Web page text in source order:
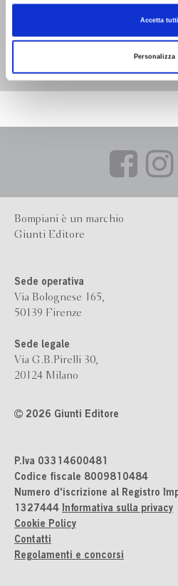
Accetta tutti
Personalizza
Bompiani è un marchio
Giunti Editore
Sede operativa
Via Bolognese 165,
50139 Firenze
Sede legale
Via G.B.Pirelli 30,
20124 Milano
2026 Giunti Editore
P.Iva 03314600481
Codice fiscale 8009810484
Numero d'iscrizione al Registro
1327444 Informativa sulla privacy
Cookie Policy
Contatti
Regolamenti e concorsi